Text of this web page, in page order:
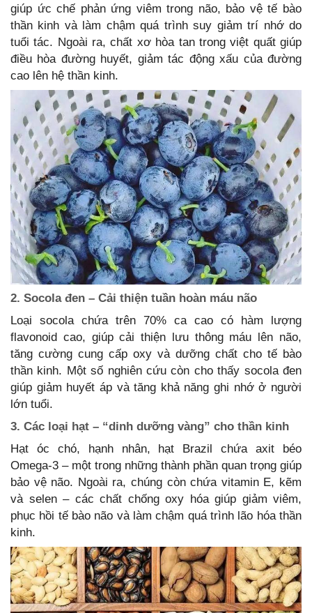
giúp ức chế phản ứng viêm trong não, bảo vệ tế bào
thần kinh và làm chậm quá trình suy giảm trí nhớ do
tuổi tác. Ngoài ra, chất xơ hòa tan trong việt quất giúp
điều hòa đường huyết, giảm tác động xấu của đường
cao lên hệ thần kinh.
2. Socola đen – Cải thiện tuần hoàn máu não
Loại socola chứa trên 70% ca cao có hàm lượng
flavonoid cao, giúp cải thiện lưu thông máu lên não,
tăng cường cung cấp oxy và dưỡng chất cho tế bào
thần kinh. Một số nghiên cứu còn cho thấy socola đen
giúp giảm huyết áp và tăng khả năng ghi nhớ ở người
lớn tuổi.
3. Các loại hạt – “dinh dưỡng vàng” cho thần kinh
Hạt óc chó, hạnh nhân, hạt Brazil chứa axit béo
Omega-3 – một trong những thành phần quan trọng giúp
bảo vệ não. Ngoài ra, chúng còn chứa vitamin E, kẽm
và selen – các chất chống oxy hóa giúp giảm viêm,
phục hồi tế bào não và làm chậm quá trình lão hóa thần
kinh.